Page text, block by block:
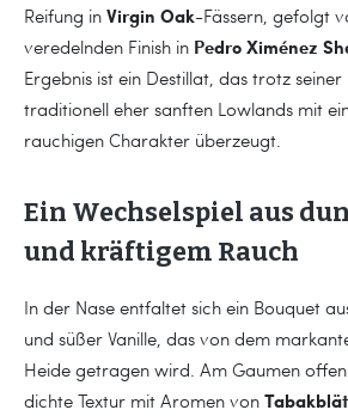
Reifung in Virgin Oak-Fässern, gefolgt
veredelnden Finish in Pedro Ximénez
Ergebnis ist ein Destillat, das trotz
traditionell eher sanften Lowlands mit
rauchigen Charakter überzeugt.
Ein Wechselspiel aus
und kräftigem Rauch
In der Nase entfaltet sich ein Bouquet
und süßer Vanille, das von dem
Heide getragen wird. Am Gaumen
dichte Textur mit Aromen von